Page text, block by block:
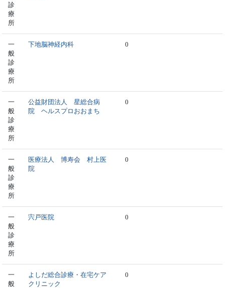
診
療
所
一
般
診
療
所
下地脳神経内科 0
一
般
診
療
所
公益財団法人 星総合病
院 ヘルスプロおおまち
0
一
般
診
療
所
医療法人 博寿会 村上医
院
0
一
般
診
療
所
宍戸医院 0
一
般
よしだ総合診療・在宅ケア
クリニック
0